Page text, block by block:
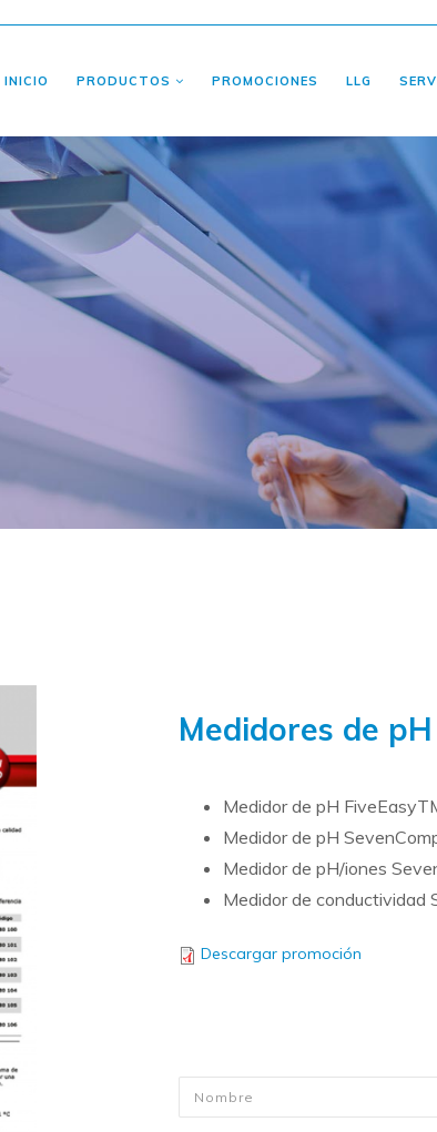
INICIO PRODUCTOS PROMOCIONES LLG
Medidores de
Medidor de pH
Medidor de pH
Medidor de pH/iones
Medidor de conductividad
Descargar promoción
Nombre